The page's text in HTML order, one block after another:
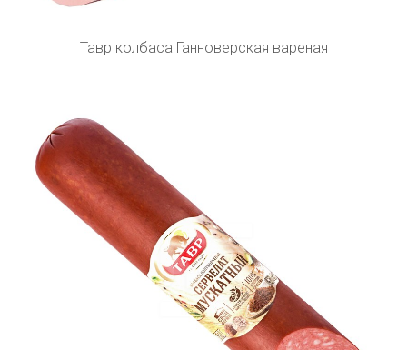
Тавр колбаса Ганноверская вареная